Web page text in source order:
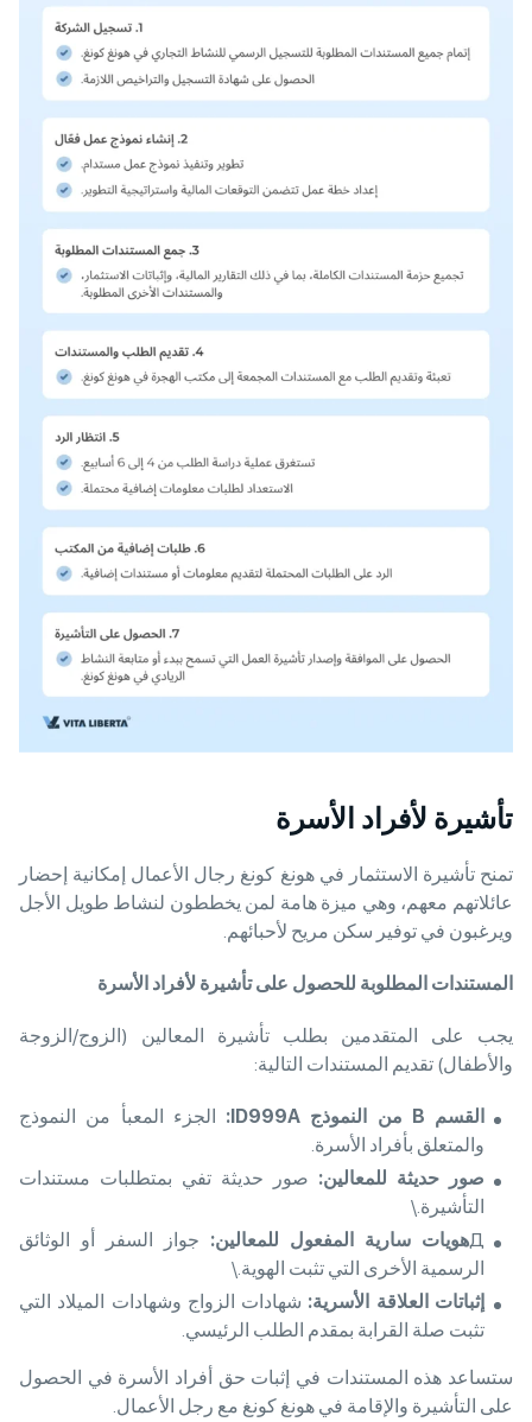
تأشيرة لأفراد الأسرة
تمنح تأشيرة الاستثمار في هونغ كونغ رجال الأعمال إمكانية إحضار
عائلاتهم معهم، وهي ميزة هامة لمن يخططون لنشاط طويل الأجل
ويرغبون في توفير سكن مريح لأحبائهم.
المستندات المطلوبة للحصول على تأشيرة لأفراد الأسرة
يجب على المتقدمين بطلب تأشيرة المعالين (الزوج/الزوجة
والأطفال) تقديم المستندات التالية:
القسم B من النموذج ID999A:
الجزء المعبأ من النموذج
والمتعلق بأفراد الأسرة.
صور حديثة للمعالين:صور حديثة تفي بمتطلبات مستندات
التأشيرة.\
Дهويات سارية المفعول للمعالين:جواز السفر أو الوثائق
الرسمية الأخرى التي تثبت الهوية.\
إثباتات العلاقة الأسرية:شهادات الزواج وشهادات الميلاد التي
تثبت صلة القرابة بمقدم الطلب الرئيسي.
ستساعد هذه المستندات في إثبات حق أفراد الأسرة في الحصول
على التأشيرة والإقامة في هونغ كونغ مع رجل الأعمال.